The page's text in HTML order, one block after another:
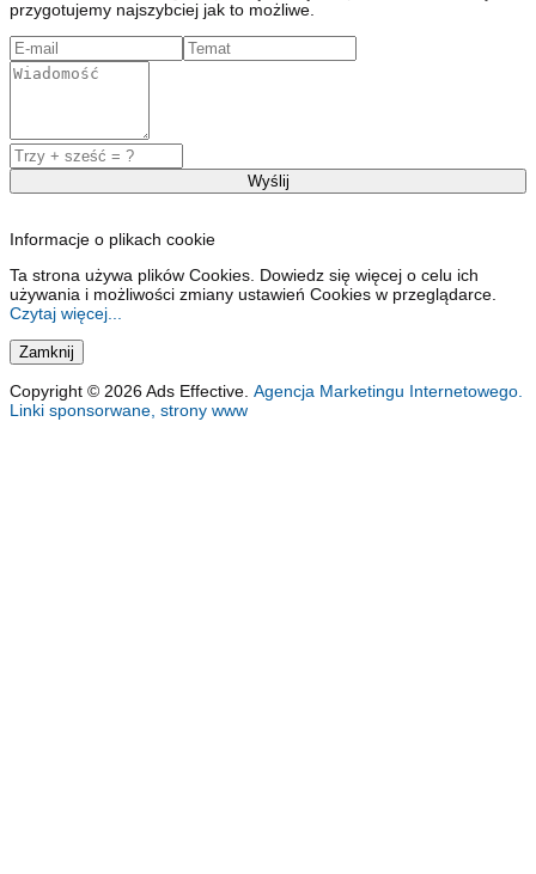
przygotujemy najszybciej jak to możliwe.
Informacje o plikach cookie
Ta strona używa plików Cookies. Dowiedz się więcej o celu ich
używania i możliwości zmiany ustawień Cookies w przeglądarce.
Czytaj więcej...
Copyright © 2026 Ads Effective. Agencja Marketingu Internetowego.
Linki sponsorwane, strony www